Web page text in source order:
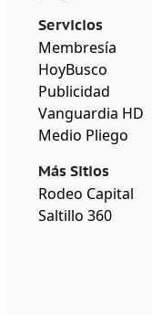
Servicios
Membresía
HoyBusco
Publicidad
Vanguardia HD
Medio Pliego
Más Sitios
Rodeo Capital
Saltillo 360